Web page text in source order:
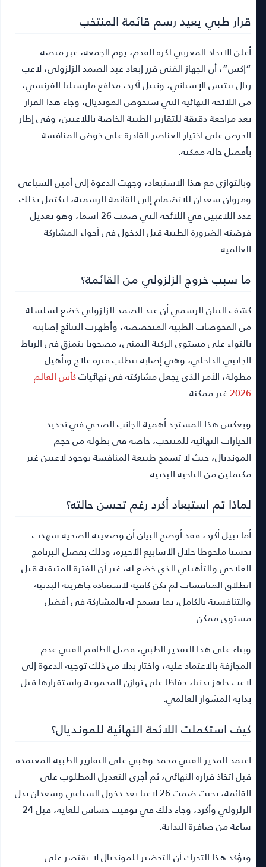
قرار طبي يعيد رسم قائمة المنتخب
أعلن الاتحاد المغربي لكرة القدم، يوم الجمعة، عبر منصة
“إكس”، أن الجهاز الفني قرر إبعاد عبد الصمد الزلزولي، لاعب
ريال بيتيس الإسباني، ونبيل أكرد، مدافع مارسيليا الفرنسي،
من اللائحة النهائية التي ستخوض المونديال، وجاء هذا القرار
بعد مراجعة دقيقة للتقارير الطبية الخاصة باللاعبين، وفي إطار
الحرص على اختيار العناصر القادرة على خوض المنافسة
بأفضل حالة ممكنة.
وبالتوازي مع هذا الاستبعاد، وجهت الدعوة إلى أمين السباعي
ومروان سعدان للانضمام إلى القائمة الرسمية، ليكتمل بذلك
عدد اللاعبين في اللائحة التي ضمت 26 اسما، وهو تعديل
فرضته الضرورة الطبية قبل الدخول في أجواء المشاركة
العالمية.
ما سبب خروج الزلزولي من القائمة؟
كشف البيان الرسمي أن عبد الصمد الزلزولي خضع لسلسلة
من الفحوصات الطبية المتخصصة، وأظهرت النتائج إصابته
بالتواء على مستوى الركبة اليمنى، مصحوبا بتمزق في الرباط
الجانبي الداخلي، وهي إصابة تتطلب فترة علاج وتأهيل
مطولة، الأمر الذي يجعل مشاركته في نهائياتكأس العالم
2026غير ممكنة.
ويعكس هذا المستجد أهمية الجانب الصحي في تحديد
الخيارات النهائية للمنتخب، خاصة في بطولة من حجم
المونديال، حيث لا تسمح طبيعة المنافسة بوجود لاعبين غير
مكتملين من الناحية البدنية.
لماذا تم استبعاد أكرد رغم تحسن حالته؟
أما نبيل أكرد، فقد أوضح البيان أن وضعيته الصحية شهدت
تحسنا ملحوظا خلال الأسابيع الأخيرة، وذلك بفضل البرنامج
العلاجي والتأهيلي الذي خضع له، غير أن الفترة المتبقية قبل
انطلاق المنافسات لم تكن كافية لاستعادة جاهزيته البدنية
والتنافسية بالكامل، بما يسمح له بالمشاركة في أفضل
مستوى ممكن.
وبناء على هذا التقدير الطبي، فضل الطاقم الفني عدم
المجازفة بالاعتماد عليه، واختار بدلا من ذلك توجيه الدعوة إلى
لاعب جاهز بدنيا، حفاظا على توازن المجموعة واستقرارها قبل
بداية المشوار العالمي.
كيف استكملت اللائحة النهائية للمونديال؟
اعتمد المدير الفني محمد وهبي على التقارير الطبية المعتمدة
قبل اتخاذ قراره النهائي، ثم أجرى التعديل المطلوب على
القائمة، بحيث ضمت 26 لاعبا بعد دخول السباعي وسعدان بدل
الزلزولي وأكرد، وجاء ذلك في توقيت حساس للغاية، قبل 24
ساعة من صافرة البداية.
ويؤكد هذا التحرك أن التحضير للمونديال لا يقتصر على